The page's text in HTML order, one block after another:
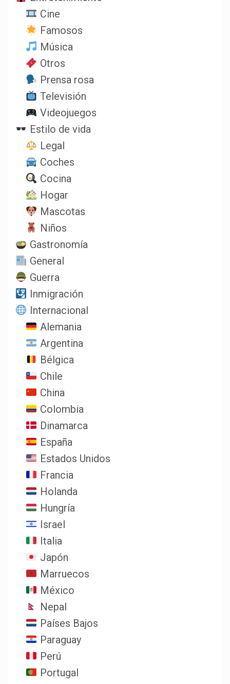
Cine
Famosos
Música
Otros
Prensa rosa
Televisión
Videojuegos
Estilo de vida
Legal
Coches
Cocina
Hogar
Mascotas
Niños
Gastronomía
General
Guerra
Inmigración
Internacional
Alemania
Argentina
Bélgica
Chile
China
Colombia
Dinamarca
España
Estados Unidos
Francia
Holanda
Hungría
Israel
Italia
Japón
Marruecos
México
Nepal
Países Bajos
Paraguay
Perú
Portugal